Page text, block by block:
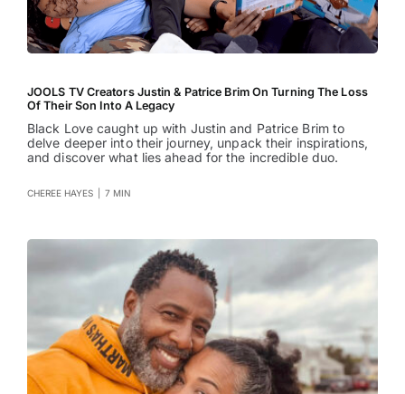
JOOLS TV Creators Justin & Patrice Brim On Turning The Loss
Of Their Son Into A Legacy
Black Love caught up with Justin and Patrice Brim to
delve deeper into their journey, unpack their inspirations,
and discover what lies ahead for the incredible duo.
CHEREE HAYES 7 MIN